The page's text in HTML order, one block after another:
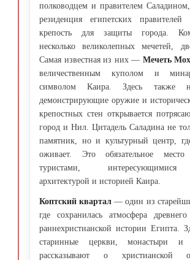
полководцем и правителем
резиденция египетских правителей
крепость для защиты города.
несколько великолепных мечетей,
Самая известная из них — Мечеть
величественным куполом и
символом Каира. Здесь также
демонстрирующие оружие и
крепостных стен открывается
город и Нил. Цитадель Саладина не
памятник, но и культурный центр,
оживает. Это обязательное
туристами, интересующимися
архитектурой и историей Каира.
Коптский квартал — один из
где сохранилась атмосфера
раннехристианской истории Египта.
старинные церкви, монастыри и
рассказывают о христианской